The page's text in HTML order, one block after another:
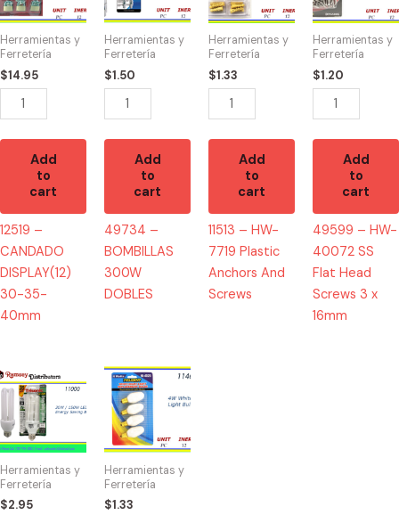
Herramientas y
Ferretería
$14.95
DISPLAY(12)
30-
35-
40mm
quantity
Add
to
cart
12519 –
CANDADO
DISPLAY(12)
30-35-
40mm
Herramientas y
Ferretería
$1.50
300W
DOBLES
quantity
Add
to
cart
49734 –
BOMBILLAS
300W
DOBLES
Herramientas y
Ferretería
$1.33
7719
Plastic
Anchors
And
Screws
quantity
Add
to
cart
11513 – HW-
7719 Plastic
Anchors And
Screws
Herramientas y
Ferretería
$1.20
40072
SS
Flat
Head
Screws
3
x
16mm
quantity
Add
to
cart
49599 – HW-
40072 SS
Flat Head
Screws 3 x
16mm
Herramientas y
Ferretería
$2.95
11000
TS-
EN30W/150
Energy
Saving
Light
Herramientas y
Ferretería
$1.33
11465
NIGHT
LIGHT
BLANCAS
4W
quantity